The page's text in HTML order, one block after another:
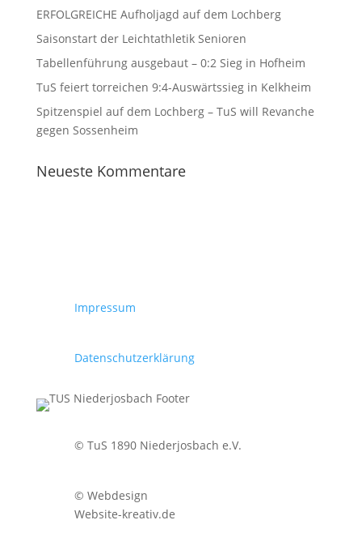
ERFOLGREICHE Aufholjagd auf dem Lochberg
Saisonstart der Leichtathletik Senioren
Tabellenführung ausgebaut – 0:2 Sieg in Hofheim
TuS feiert torreichen 9:4-Auswärtssieg in Kelkheim
Spitzenspiel auf dem Lochberg – TuS will Revanche
gegen Sossenheim
Neueste Kommentare
Impressum
Datenschutzerklärung
© TuS 1890 Niederjosbach e.V.
© Webdesign
Website-kreativ.de